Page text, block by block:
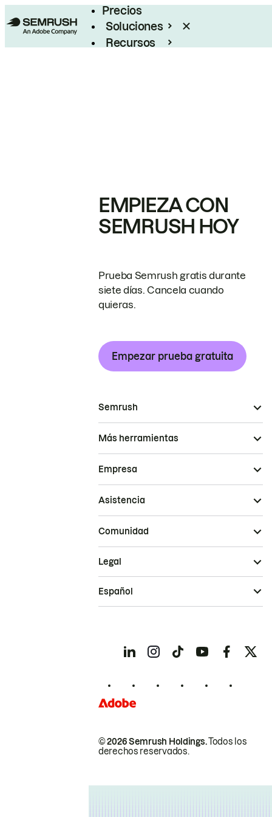
Precios
Soluciones
Recursos
EMPIEZA CON
SEMRUSH HOY
Prueba Semrush gratis durante
siete días. Cancela cuando
quieras.
Empezar prueba gratuita
Semrush
Más herramientas
Empresa
Asistencia
Comunidad
© 2026 Semrush Holdings.Todos los
derechos reservados.
Legal
Español